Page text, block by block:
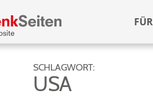
SCHLAGWORT:
USA